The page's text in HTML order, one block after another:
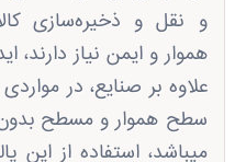
و نقل و ذخیره‌سازی
هموار و ایمن نیاز دارند،
علاوه بر صنایع، در
سطح هموار و مسطح بدون
میباشد، استفاده از